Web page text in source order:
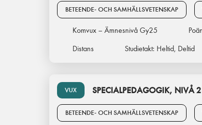
BETEENDE- OCH SAMHÄLLSVETENSKAP
Komvux – Ämnesnivå Gy25
Distans
Studietakt: Heltid, Deltid
VUX SPECIALPEDAGOGIK, NIVÅ 2
BETEENDE- OCH SAMHÄLLSVETENSKAP